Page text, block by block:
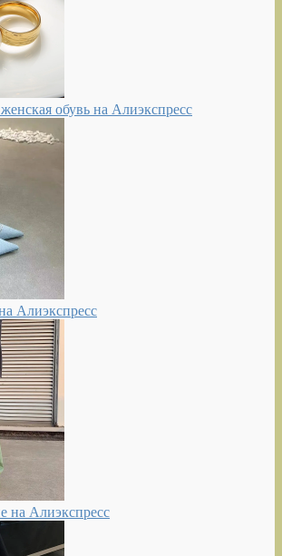
обувь на Алиэкспресс
Алиэкспресс
на Алиэкспресс